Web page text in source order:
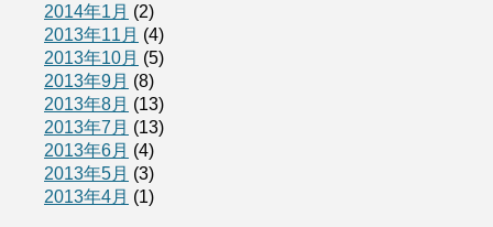
2014年1月 (2)
2013年11月 (4)
2013年10月 (5)
2013年9月 (8)
2013年8月 (13)
2013年7月 (13)
2013年6月 (4)
2013年5月 (3)
2013年4月 (1)